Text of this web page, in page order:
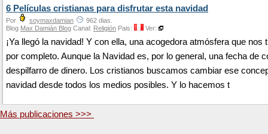
6 Películas cristianas para disfrutar esta navidad
Por soymaxdamian
962 dias.
Blog Max Damián Blog Canal: Religión Pais: Ver:
¡Ya llegó la navidad! Y con ella, una acogedora atmósfera que nos
por completo. Aunque la Navidad es, por lo general, una fecha de
despilfarro de dinero. Los cristianos buscamos cambiar ese
navidad desde todos los medios posibles. Y lo hacemos t
Más publicaciones >>>